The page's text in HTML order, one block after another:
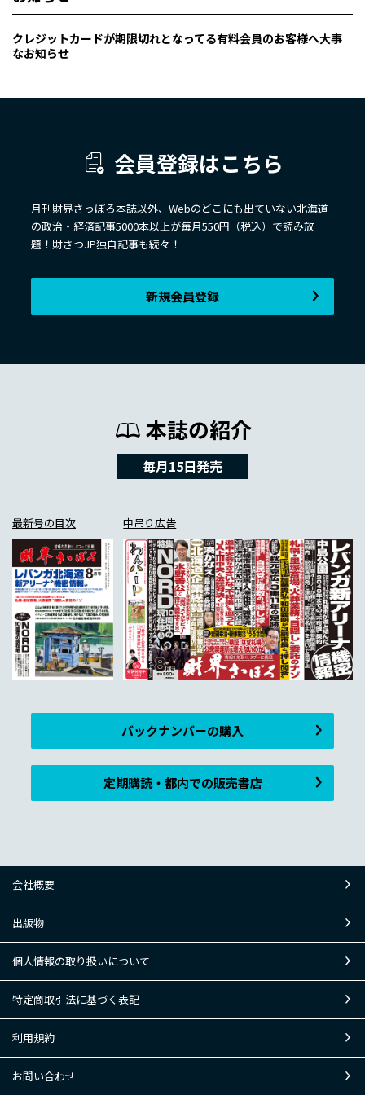
クレジットカードが期限切れとなってる有料会員のお客様へ大事
なお知らせ
会員登録はこちら
月刊財界さっぽろ本誌以外、Webのどこにも出ていない北海道
の政治・経済記事5000本以上が毎月550円（税込）で読み放
題！財さつJP独自記事も続々！
新規会員登録
本誌の紹介
毎月15日発売
最新号の目次 中吊り広告
バックナンバーの購入
定期購読・都内での販売書店
会社概要
出版物
個人情報の取り扱いについて
特定商取引法に基づく表記
利用規約
お問い合わせ